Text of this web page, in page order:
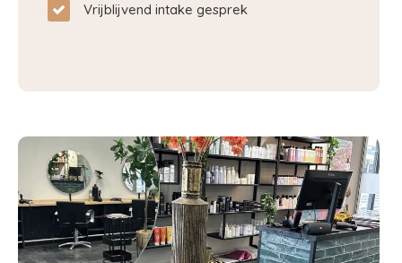
Vrijblijvend intake gesprek